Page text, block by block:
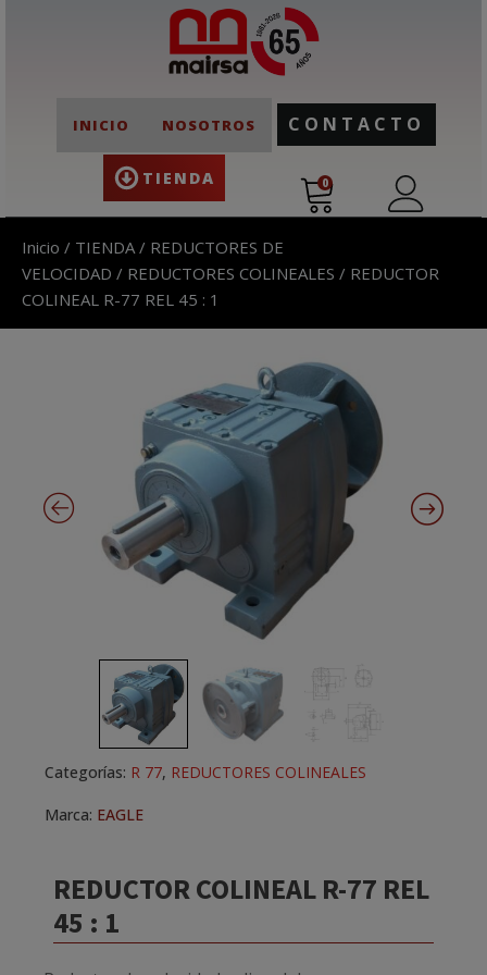
INICIO NOSOTROS
TIENDA
CONTACTO
0
Inicio / TIENDA / REDUCTORES DE
VELOCIDAD / REDUCTORES COLINEALES / REDUCTOR
COLINEAL R-77 REL 45 : 1
REDUCTOR COLINEAL R-77 REL
45 : 1
Categorías: R 77, REDUCTORES COLINEALES
Marca: EAGLE